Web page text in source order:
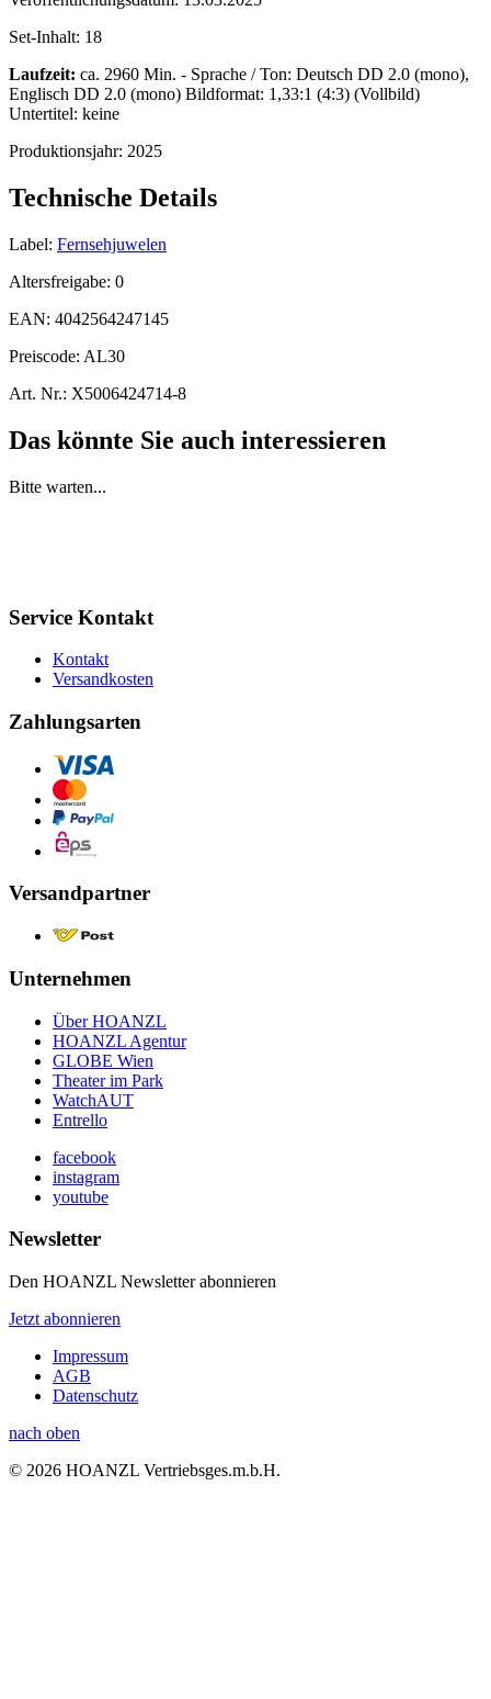
Set-Inhalt: 18
Laufzeit: ca. 2960 Min. - Sprache / Ton: Deutsch DD 2.0 (mono),
Englisch DD 2.0 (mono) Bildformat: 1,33:1 (4:3) (Vollbild)
Untertitel: keine
Produktionsjahr: 2025
Technische Details
Label: Fernsehjuwelen
Altersfreigabe: 0
EAN: 4042564247145
Preiscode: AL30
Art. Nr.: X5006424714-8
Das könnte Sie auch interessieren
Bitte warten...
Service Kontakt
Kontakt
Versandkosten
Zahlungsarten
Versandpartner
Unternehmen
Über HOANZL
HOANZL Agentur
GLOBE Wien
Theater im Park
WatchAUT
Entrello
facebook
instagram
youtube
Newsletter
Den HOANZL Newsletter abonnieren
Jetzt abonnieren
Impressum
AGB
Datenschutz
nach oben
© 2026 HOANZL Vertriebsges.m.b.H.